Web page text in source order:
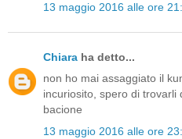
13 maggio 2016 alle ore
Chiara ha detto...
non ho mai assaggiato il
incuriosito, spero di trovarli
bacione
13 maggio 2016 alle ore